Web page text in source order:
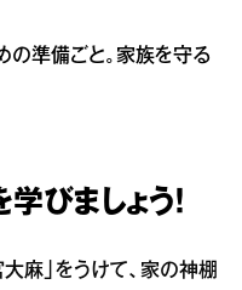
の準備ごと。家族を守る
びましょう！
麻」をうけて、家の神棚